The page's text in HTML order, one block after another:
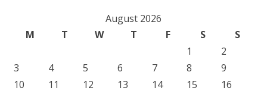
August 2026
M
T W T F S
S
1
2
3
4 5 6 7 8
9
10
11 12 13 14 15
16